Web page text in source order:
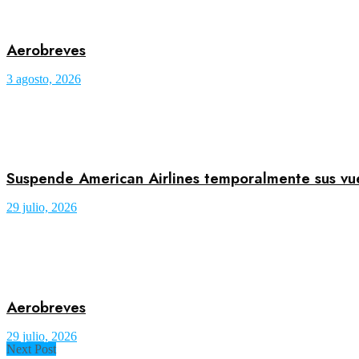
Aerobreves
3 agosto, 2026
Suspende American Airlines temporalmente sus
29 julio, 2026
Aerobreves
29 julio, 2026
Next Post